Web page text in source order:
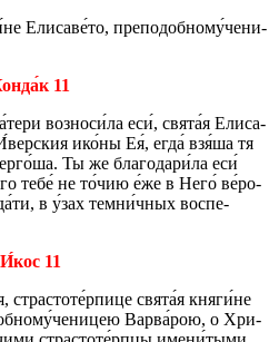
Ели­са­ве́то, пре­по­доб­но­му́че­ни­
11
воз­но­си́ла еси́, свята́я Ели­са­
ико́ны Ея́, егда́ взя́ша тя
Ты же бла­го­да­ри́ла еси́
тебе́ не то́чию е́же в Него́ ве́ро­
в у́зах темни́чных вос­пе­
И́кос 11
свята́я княги́не
Варва́рою, о Хри­